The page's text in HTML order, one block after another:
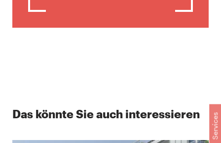
Services
Das könnte Sie auch interessieren